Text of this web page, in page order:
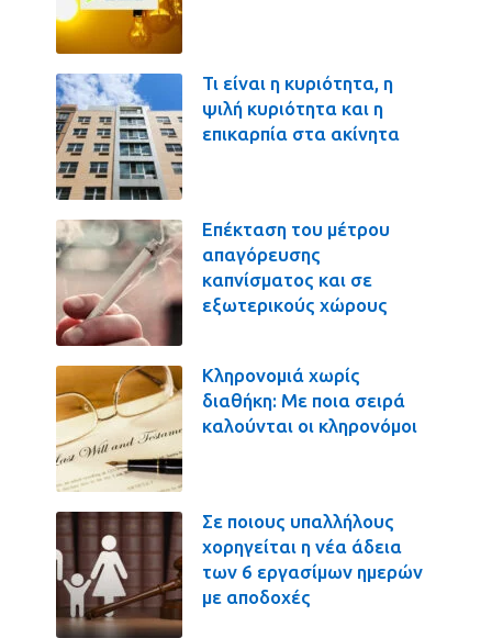
Τι είναι η κυριότητα, η
ψιλή κυριότητα και η
επικαρπία στα ακίνητα
Επέκταση του μέτρου
απαγόρευσης
καπνίσματος και σε
εξωτερικούς χώρους
Κληρονομιά χωρίς
διαθήκη: Με ποια σειρά
καλούνται οι κληρονόμοι
Σε ποιους υπαλλήλους
χορηγείται η νέα άδεια
των 6 εργασίμων ημερών
με αποδοχές